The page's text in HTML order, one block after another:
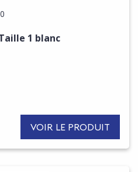
1 blanc
VOIR LE PRODUIT